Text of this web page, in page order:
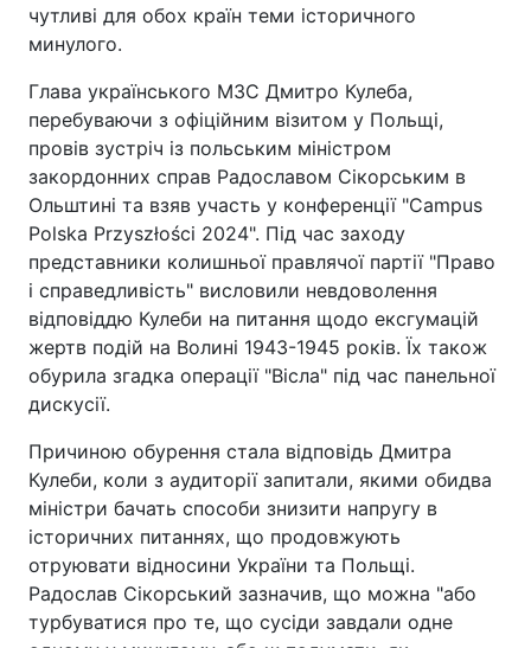
чутливі для обох країн теми історичного
минулого.
Глава українського МЗС Дмитро Кулеба,
перебуваючи з офіційним візитом у Польщі,
провів зустріч із польським міністром
закордонних справ Радославом Сікорським в
Ольштині та взяв участь у конференції "Campus
Polska Przyszłości 2024". Під час заходу
представники колишньої правлячої партії "Право
і справедливість" висловили невдоволення
відповіддю Кулеби на питання щодо ексгумацій
жертв подій на Волині 1943-1945 років. Їх також
обурила згадка операції "Вісла" під час панельної
дискусії.
Причиною обурення стала відповідь Дмитра
Кулеби, коли з аудиторії запитали, якими обидва
міністри бачать способи знизити напругу в
історичних питаннях, що продовжують
отруювати відносини України та Польщі.
Радослав Сікорський зазначив, що можна "або
турбуватися про те, що сусіди завдали одне